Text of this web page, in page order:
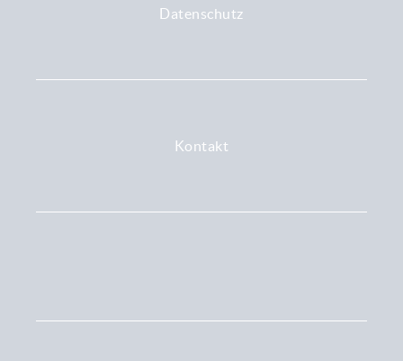
Datenschutz
Kontakt